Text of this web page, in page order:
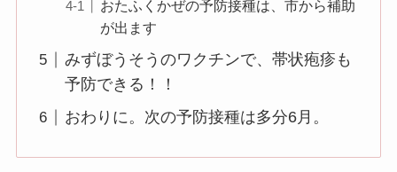
おたふくかぜの予防接種は、市から補助
が出ます
みずぼうそうのワクチンで、帯状疱疹も
予防できる！！
おわりに。次の予防接種は多分6月。